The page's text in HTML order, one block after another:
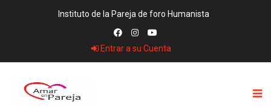
Instituto de la Pareja de foro Humanista
Entrar a su Cuenta